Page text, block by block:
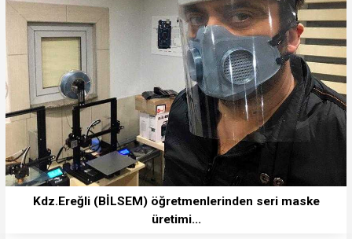
Kdz.Ereğli (BİLSEM) öğretmenlerinden seri maske
üretimi...